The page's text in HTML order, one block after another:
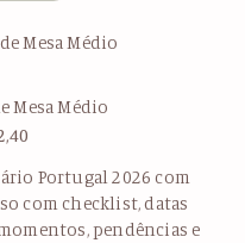
Mesa Médio
Portugal 2026 com
com checklist, datas
pendências e